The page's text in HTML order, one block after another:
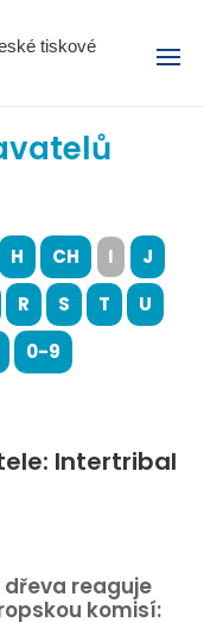
tiskové
Menu
H CH I
J
R S T
U
0-9
Intertribal
reaguje
komisí: